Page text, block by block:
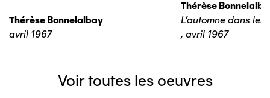
Thérèse Bonnelalbay
avril 1967
Thérèse
L'automne dans les
, avril 1967
Voir toutes les oeuvres